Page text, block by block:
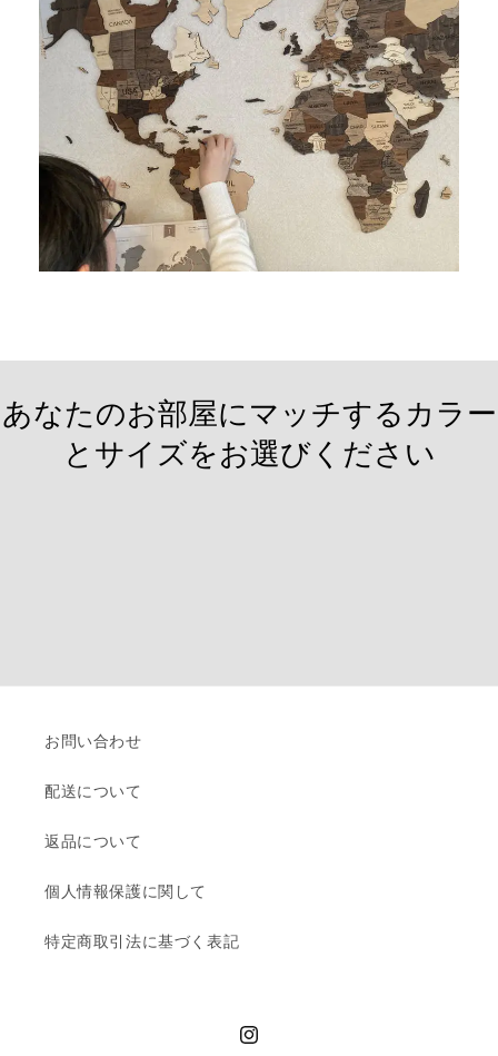
あなたのお部屋にマッチするカラー
とサイズをお選びください
お問い合わせ
配送について
返品について
個人情報保護に関して
特定商取引法に基づく表記
Instagram